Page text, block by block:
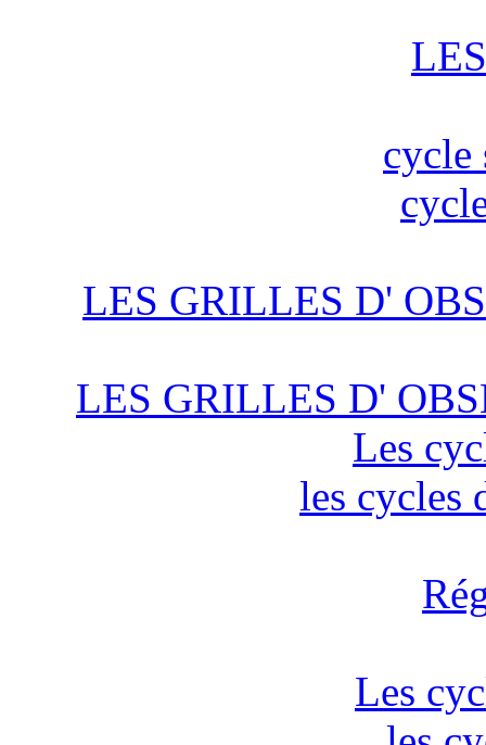
cycle
LES GRILLES D'
LES GRILLES D'
Les
les cycles
Les